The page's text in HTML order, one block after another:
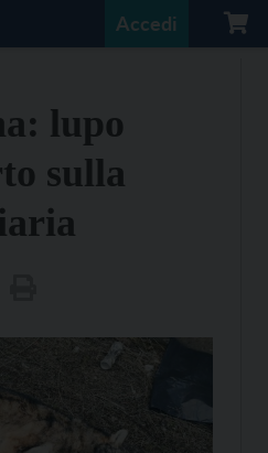
Accedi
lupo
sulla